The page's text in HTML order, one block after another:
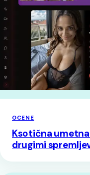
OCENE
Ksotična
drugimi